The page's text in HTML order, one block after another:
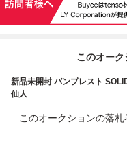
このオー
新品未開封 バンプレスト
仙人
このオークションの落